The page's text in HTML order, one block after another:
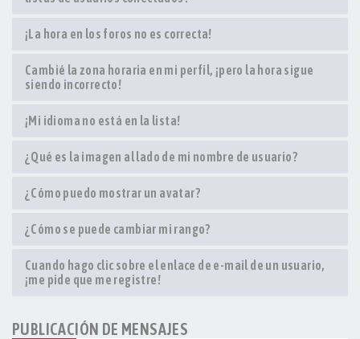
¡La hora en los foros no es correcta!
Cambié la zona horaria en mi perfil, ¡pero la hora sigue
siendo incorrecto!
¡Mi idioma no está en la lista!
¿Qué es la imagen al lado de mi nombre de usuario?
¿Cómo puedo mostrar un avatar?
¿Cómo se puede cambiar mi rango?
Cuando hago clic sobre el enlace de e-mail de un usuario,
¡me pide que me registre!
PUBLICACIÓN DE MENSAJES